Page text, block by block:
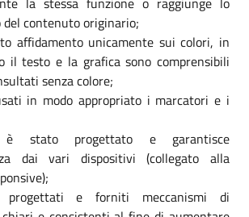
del contenuto originario;
affidamento unicamente sui colori, in
il testo e la grafica sono comprensibili
senza colore;
in modo appropriato i marcatori e i
stato progettato e garantisce
dai vari dispositivi (collegato alla
e forniti meccanismi di